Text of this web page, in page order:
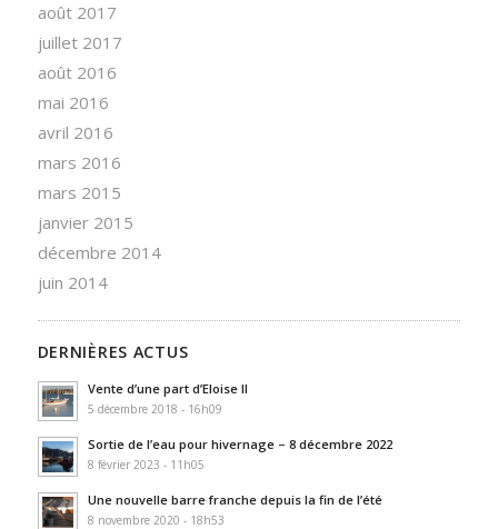
août 2017
juillet 2017
août 2016
mai 2016
avril 2016
mars 2016
mars 2015
janvier 2015
décembre 2014
juin 2014
DERNIÈRES ACTUS
Vente d’une part d’Eloise II
5 décembre 2018 - 16h09
Sortie de l’eau pour hivernage – 8 décembre 2022
8 février 2023 - 11h05
Une nouvelle barre franche depuis la fin de l’été
8 novembre 2020 - 18h53